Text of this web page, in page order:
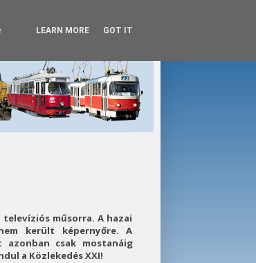
műsorra. A hazai
került képernyőre. A
azonban csak mostanáig
a Közlekedés XXI!
LEARN MORE GOT IT